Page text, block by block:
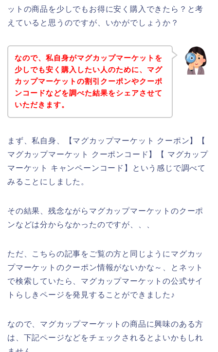
ットの商品を少しでもお得に安く購入できたら？と考
えていると思うのですが、いかがでしょうか？
なので、私自身がマグカップマーケットを
少しでも安く購入したい人のために、マグ
カップマーケットの割引クーポンやクーポ
ンコードなどを調べた結果をシェアさせて
いただきます。
まず、私自身、【マグカップマーケット クーポン】【
マグカップマーケット クーポンコード】【 マグカップ
マーケット キャンペーンコード】という感じで調べて
みることにしました。
その結果、残念ながらマグカップマーケットのクーポ
ンなどは分からなかったのですが、、、
ただ、こちらの記事をご覧の方と同じようにマグカッ
プマーケットのクーポン情報がないかな～、とネット
で検索していたら、マグカップマーケットの公式サイ
トらしきページを発見することができました♪
なので、マグカップマーケットの商品に興味のある方
は、下記ページなどをチェックされるとよいかもしれ